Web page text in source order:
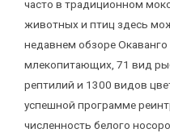
часто в традиционном
животных и птиц здесь
недавнем обзоре
млекопитающих, 71 вид
рептилий и 1300 видов
успешной программе
численность белого